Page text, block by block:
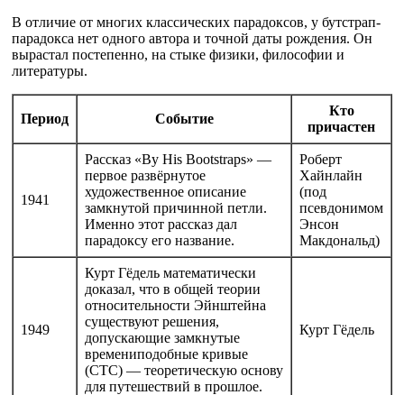
В отличие от многих классических парадоксов, у бутстрап-
парадокса нет одного автора и точной даты рождения. Он
вырастал постепенно, на стыке физики, философии и
литературы.
Период Событие
Кто
причастен
1941
Рассказ «By His Bootstraps» —
первое развёрнутое
художественное описание
замкнутой причинной петли.
Именно этот рассказ дал
парадоксу его название.
Роберт
Хайнлайн
(под
псевдонимом
Энсон
Макдональд)
1949
Курт Гёдель математически
доказал, что в общей теории
относительности Эйнштейна
существуют решения,
допускающие замкнутые
времениподобные кривые
(CTC) — теоретическую основу
для путешествий в прошлое.
Курт Гёдель